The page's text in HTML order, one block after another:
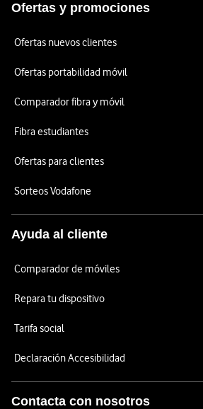
Ofertas y promociones
Ofertas nuevos clientes
Ofertas portabilidad móvil
Comparador fibra y móvil
Fibra estudiantes
Ofertas para clientes
Sorteos Vodafone
Ayuda al cliente
Comparador de móviles
Repara tu dispositivo
Tarifa social
Declaración Accesibilidad
Contacta con nosotros